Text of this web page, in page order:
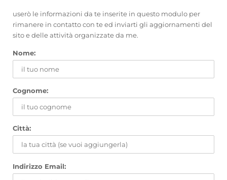
userò le informazioni da te inserite in questo modulo per
rimanere in contatto con te ed inviarti gli aggiornamenti del
sito e delle attività organizzate da me.
Nome:
Cognome:
Città:
Indirizzo Email: